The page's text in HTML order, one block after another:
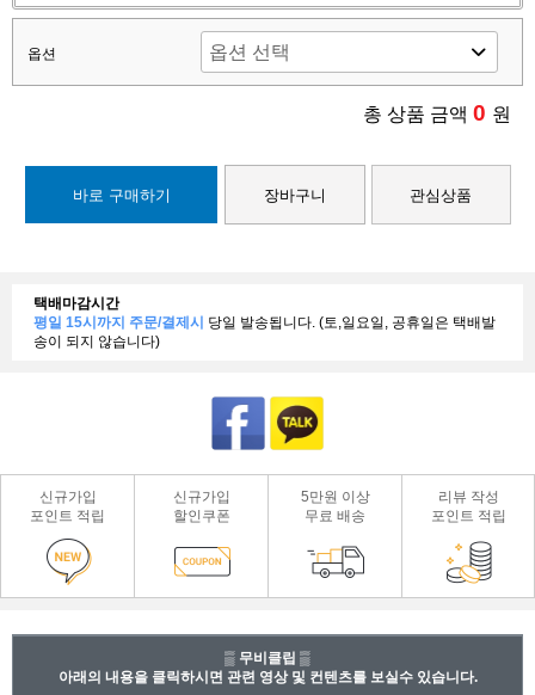
옵션
총 상품 금액 0 원
바로 구매하기 장바구니 관심상품
택배마감시간
평일 15시까지 주문/결제시 당일 발송됩니다. (토,일요일, 공휴일은 택배발
송이 되지 않습니다)
신규가입
포인트 적립
신규가입
할인쿠폰
5만원 이상
무료 배송
리뷰 작성
포인트 적립
▒ 무비클립 ▒
아래의 내용을 클릭하시면 관련 영상 및 컨텐츠를 보실수 있습니다.